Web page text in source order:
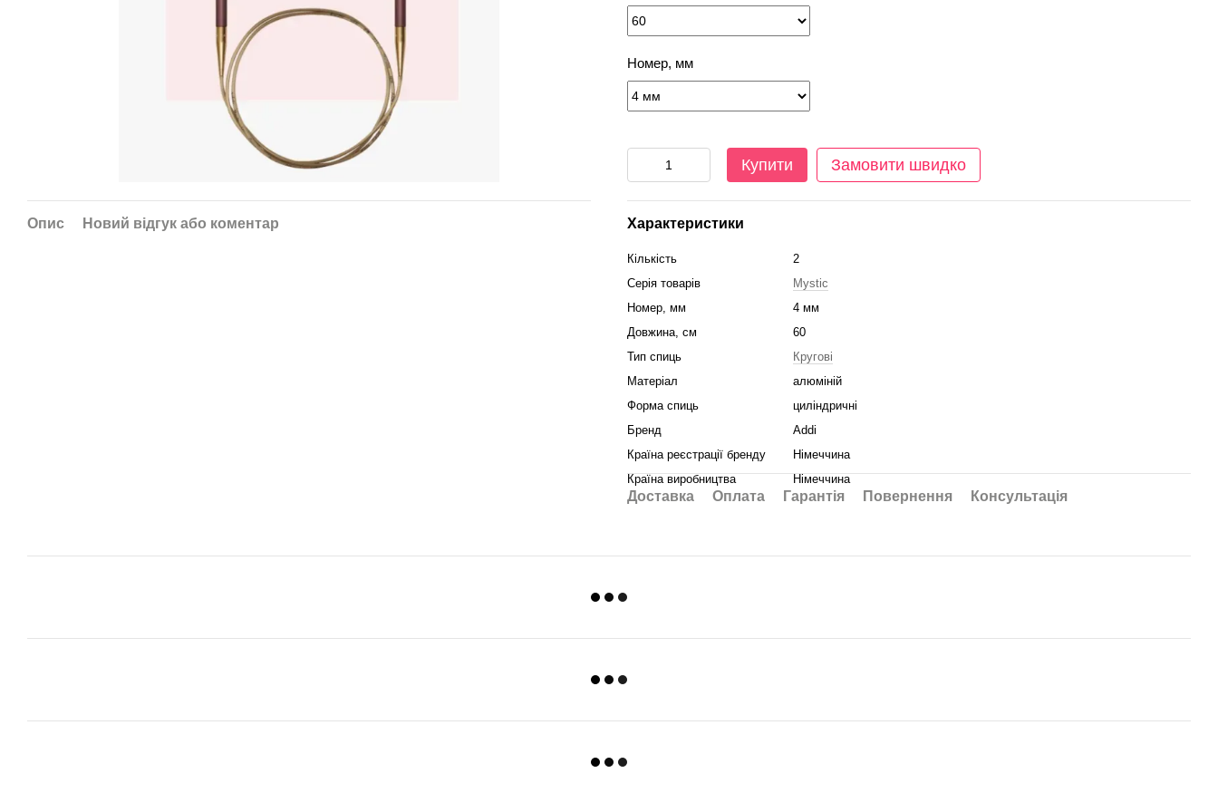
Опис Новий відгук або коментар
Номер, мм
Купити Замовити швидко
Характеристики
Кількість
2
Серія товарів
Mystic
Номер, мм
4 мм
Довжина, см
60
Тип спиць
Кругові
Матеріал
алюміній
Форма спиць
циліндричні
Бренд
Addi
Країна реєстрації бренду
Німеччина
Країна виробництва
Німеччина
Доставка Оплата Гарантія Повернення Консультація